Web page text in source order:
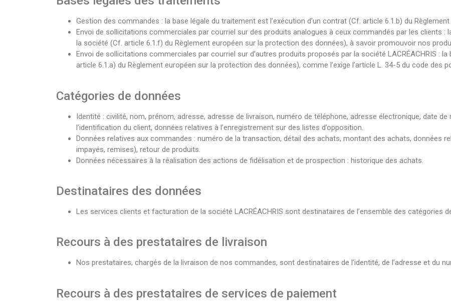
Gestion des commandes : la base légale du traitement est l’exécution d’un contrat (Cf. article 6.1.b) du
Envoi de sollicitations commerciales par courriel sur des produits analogues à ceux commandés par les clients :
la société (Cf. article 6.1.f) du Règlement européen sur la protection des données), à savoir promouvoir nos
Envoi de sollicitations commerciales par courriel sur d’autres produits proposés par la société LACRÉACHRIS :
article 6.1.a) du Règlement européen sur la protection des données), comme l’exige l’article L. 34-5 du code
Catégories de données
Identité : civilité, nom, prénom, adresse, adresse de livraison, numéro de téléphone, adresse électronique, date
l’identification du client, données relatives à l’enregistrement sur des listes d’opposition.
Données relatives aux commandes : numéro de la transaction, détail des achats, montant des achats, données
impayés, remises), retour de produits.
Données nécessaires à la réalisation des actions de fidélisation et de prospection : historique des achats.
Destinataires des données
Les services clients et facturation de la société LACRÉACHRIS sont destinataires de l’ensemble des catégories
Recours à des prestataires de livraison
Nos prestataires, chargés de la livraison de nos commandes, sont destinataires de l’identité, de l’adresse et du
Recours à des prestataires de services de paiement